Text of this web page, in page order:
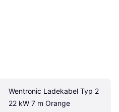
Wentronic Ladekabel Typ 2
22 kW 7 m Orange